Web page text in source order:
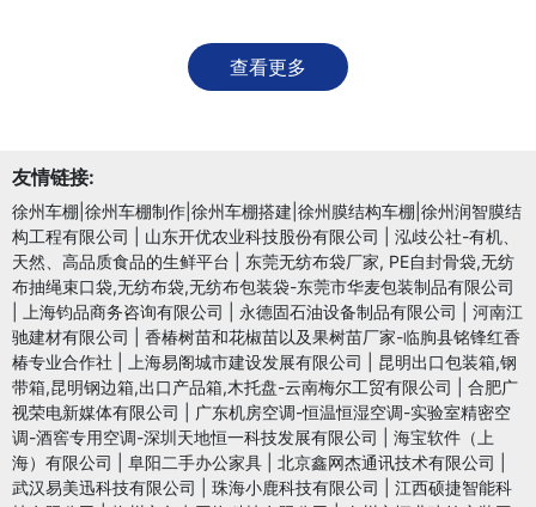
查看更多
友情链接:
徐州车棚|徐州车棚制作|徐州车棚搭建|徐州膜结构车棚|徐州润智膜结
构工程有限公司
山东开优农业科技股份有限公司
泓歧公社-有机、
天然、高品质食品的生鲜平台
东莞无纺布袋厂家, PE自封骨袋,无纺
布抽绳束口袋,无纺布袋,无纺布包装袋-东莞市华麦包装制品有限公司
上海钧品商务咨询有限公司 永德固石油设备制品有限公司
河南江
驰建材有限公司
香椿树苗和花椒苗以及果树苗厂家-临朐县铭锋红香
椿专业合作社
上海易阁城市建设发展有限公司
昆明出口包装箱,钢
带箱,昆明钢边箱,出口产品箱,木托盘-云南梅尔工贸有限公司
合肥广
视荣电新媒体有限公司
广东机房空调-恒温恒湿空调-实验室精密空
调-酒窖专用空调-深圳天地恒一科技发展有限公司
海宝软件（上
海）有限公司
阜阳二手办公家具 北京鑫网杰通讯技术有限公司
武汉易美迅科技有限公司
珠海小鹿科技有限公司
江西硕捷智能科